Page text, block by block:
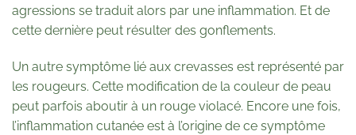
agressions se traduit alors par une inflammation. Et de
cette dernière peut résulter des gonflements.
Un autre symptôme lié aux crevasses est représenté par
les rougeurs. Cette modification de la couleur de peau
peut parfois aboutir à un rouge violacé. Encore une fois,
l’inflammation cutanée est à l’origine de ce symptôme